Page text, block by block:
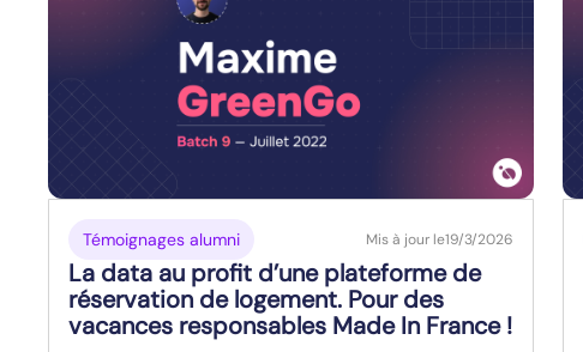
Témoignages alumni Mis à jour le19/3/2026
La data au profit d’une plateforme de
réservation de logement. Pour des
vacances responsables Made In France !